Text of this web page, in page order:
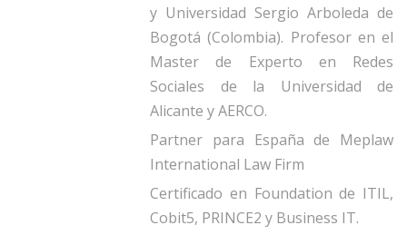
y Universidad Sergio Arboleda de
Bogotá (Colombia). Profesor en el
Master de Experto en Redes
Sociales de la Universidad de
Alicante y AERCO.
Partner para España de Meplaw
International Law Firm
Certificado en Foundation de ITIL,
Cobit5, PRINCE2 y Business IT.